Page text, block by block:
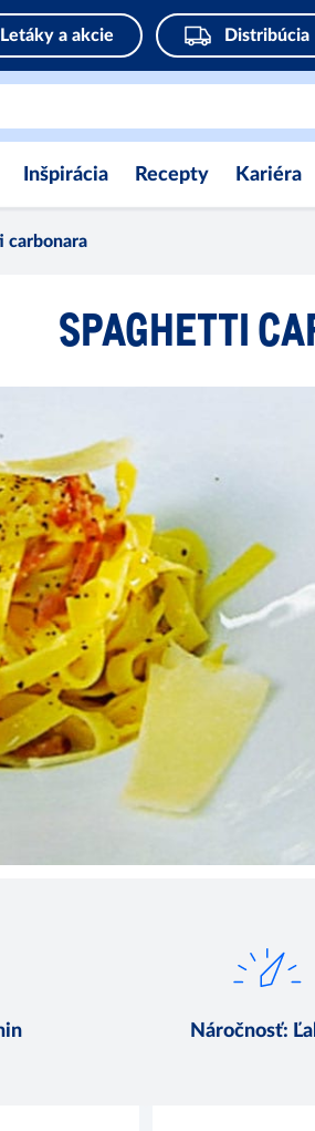
Letáky a akcie Distribúcia
Inšpirácia Recepty Kariéra
carbonara
SPAGHETTI
Náročnosť: